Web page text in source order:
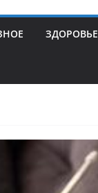
ЗДОРОВЬЕ